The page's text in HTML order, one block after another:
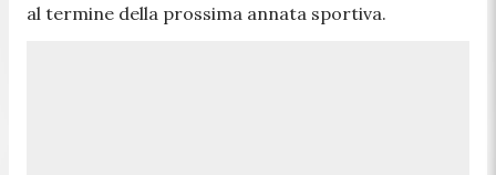
al termine della prossima annata sportiva.